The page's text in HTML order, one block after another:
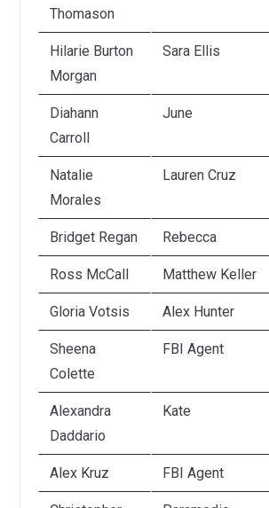
Thomason
Hilarie Burton
Morgan
Sara Ellis
Diahann
Carroll
June
Natalie
Morales
Lauren Cruz
Bridget Regan Rebecca
Ross McCall Matthew Keller
Gloria Votsis Alex Hunter
Sheena
Colette
FBI Agent
Alexandra
Daddario
Kate
Alex Kruz FBI Agent